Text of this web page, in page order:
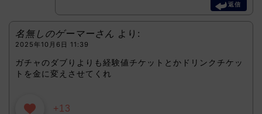
返信
名無しのゲーマーさん より:
2025年10月6日 11:39
ガチャのダブりよりも経験値チケットとかドリンクチケッ
トを金に変えさせてくれ
+13